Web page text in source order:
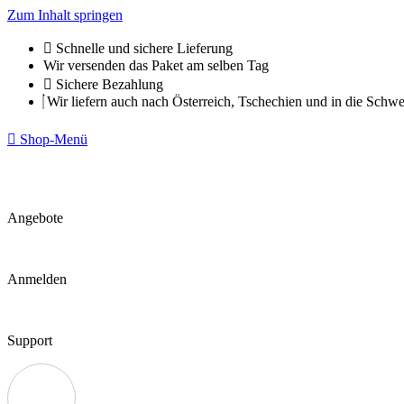
Zum Inhalt springen
Schnelle und sichere Lieferung
Wir versenden das Paket am selben Tag
Sichere Bezahlung
Wir liefern auch nach Österreich, Tschechien und in die
Shop-Menü
Angebote
Anmelden
Support